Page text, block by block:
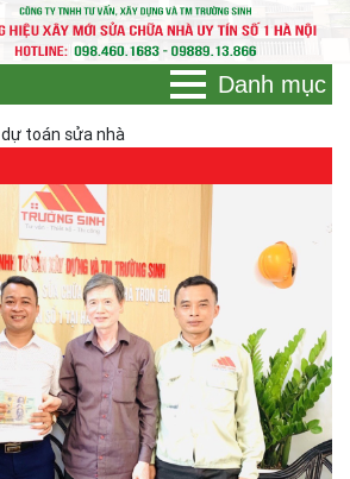
Danh mục
dự toán sửa nhà